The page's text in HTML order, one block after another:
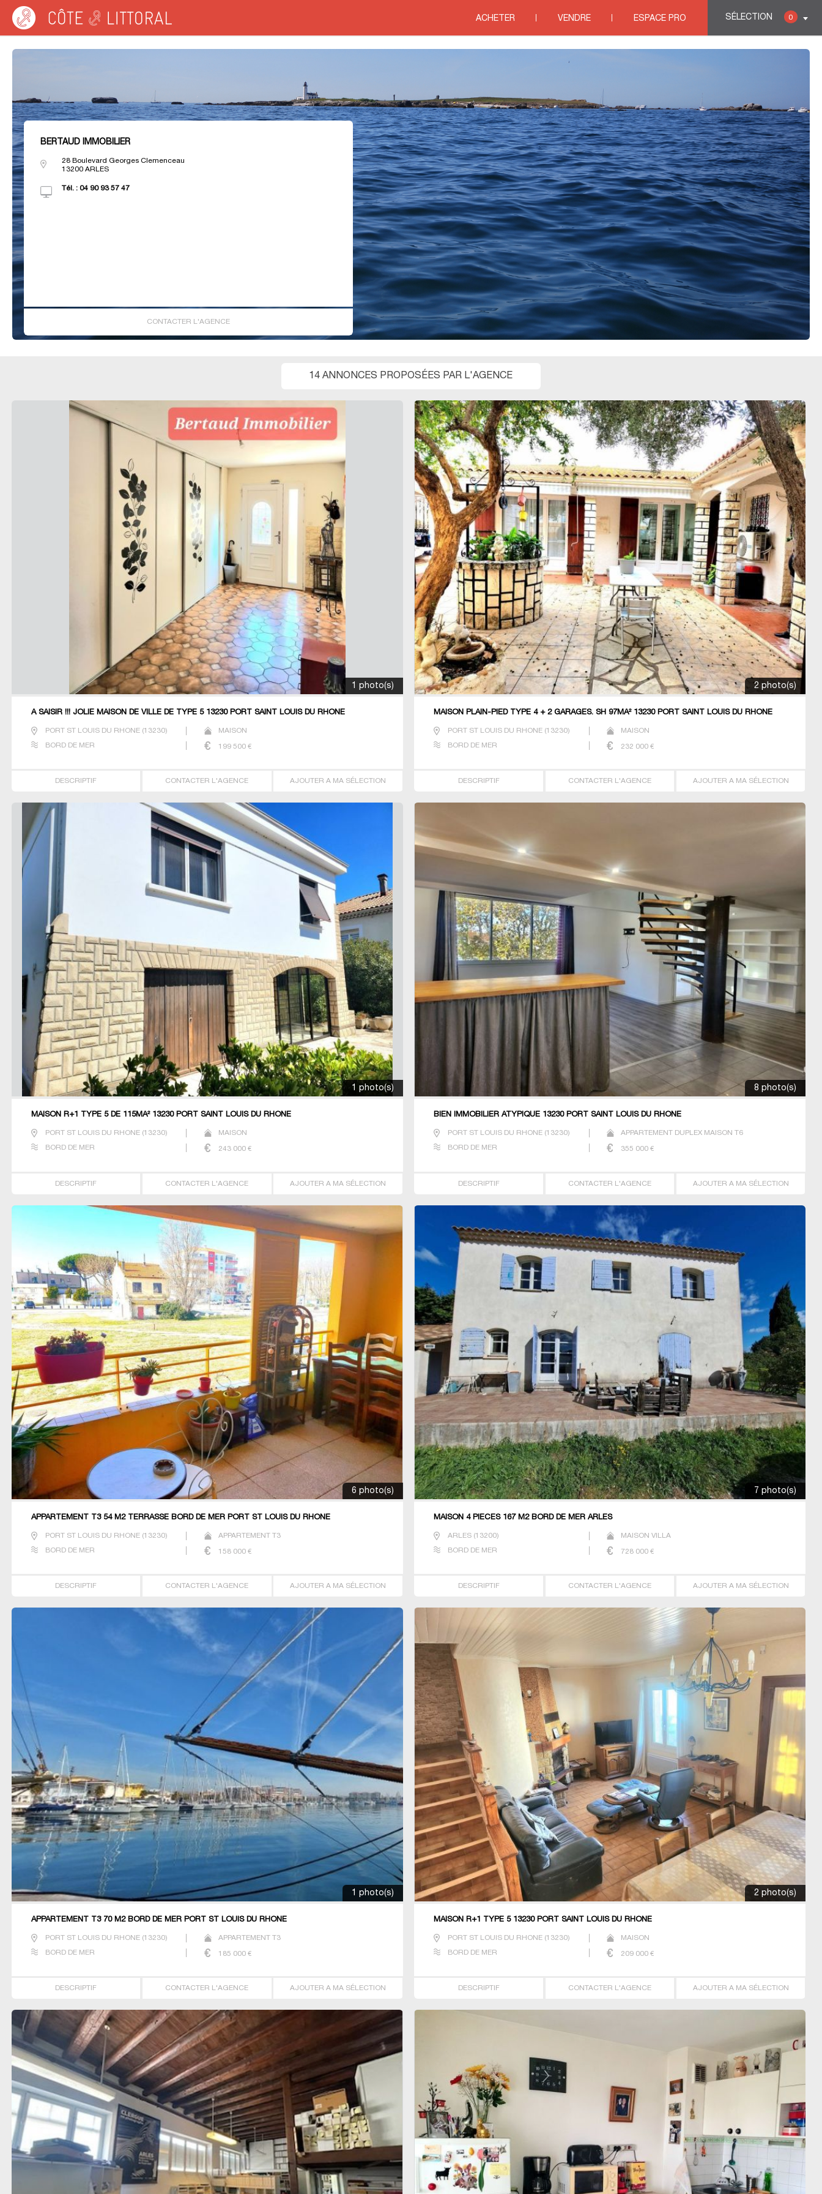
SÉLECTION 0
ACHETER VENDRE ESPACE PRO
Côte & Littoral > Agences immobilières MEDITERRANEE
BERTAUD IMMOBILIER
28 Boulevard Georges Clemenceau
13200 ARLES
Tél. : 04 90 93 57 47
CONTACTER L'AGENCE
14 ANNONCES PROPOSÉES PAR L'AGENCE
1 photo(s)
A SAISIR !!! JOLIE MAISON DE VILLE DE TYPE 5 13230 PORT SAINT LOUIS DU RHONE
PORT ST LOUIS DU RHONE(13230) MAISON
BORD DE MER 199 500€
DESCRIPTIF CONTACTER L'AGENCE AJOUTER A MA SÉLECTION
2 photo(s)
MAISON PLAIN-PIED TYPE 4 + 2 GARAGES. SH 97MÂ² 13230 PORT SAINT LOUIS DU RHONE
PORT ST LOUIS DU RHONE (13230) MAISON
BORD DE MER 232 000 €
DESCRIPTIF CONTACTER L'AGENCE AJOUTER A MA SÉLECTION
1 photo(s)
MAISON R+1 TYPE 5 DE 115MÂ² 13230 PORT SAINT LOUIS DU RHONE
PORT ST LOUIS DU RHONE(13230) MAISON
BORD DE MER 243 000€
DESCRIPTIF CONTACTER L'AGENCE AJOUTER A MA SÉLECTION
8 photo(s)
BIEN IMMOBILIER ATYPIQUE 13230 PORT SAINT LOUIS DU RHONE
PORT ST LOUIS DU RHONE (13230) APPARTEMENT DUPLEX MAISON T6
BORD DE MER 355 000 €
DESCRIPTIF CONTACTER L'AGENCE AJOUTER A MA SÉLECTION
6 photo(s)
APPARTEMENT T3 54 M2 TERRASSE BORD DE MER PORT ST LOUIS DU RHONE
PORT ST LOUIS DU RHONE(13230) APPARTEMENT T3
BORD DE MER 158 000€
DESCRIPTIF CONTACTER L'AGENCE AJOUTER A MA SÉLECTION
7 photo(s)
MAISON 4 PIECES 167 M2 BORD DE MER ARLES
ARLES (13200) MAISON VILLA
BORD DE MER 728 000 €
DESCRIPTIF CONTACTER L'AGENCE AJOUTER A MA SÉLECTION
1 photo(s)
APPARTEMENT T3 70 M2 BORD DE MER PORT ST LOUIS DU RHONE
PORT ST LOUIS DU RHONE(13230) APPARTEMENT T3
BORD DE MER 185 000€
DESCRIPTIF CONTACTER L'AGENCE AJOUTER A MA SÉLECTION
2 photo(s)
MAISON R+1 TYPE 5 13230 PORT SAINT LOUIS DU RHONE
PORT ST LOUIS DU RHONE (13230) MAISON
BORD DE MER 209 000 €
DESCRIPTIF CONTACTER L'AGENCE AJOUTER A MA SÉLECTION